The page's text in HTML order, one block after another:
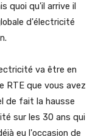
quoi qu'il arrive il
d'électricité
va être en
RTE que vous avez
de fait la hausse
sur les 30 ans qui
eu l'occasion de